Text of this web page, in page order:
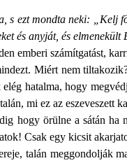
s ezt mondta neki:
és anyját, és elmenekült
emberi számítgatást,
Miért nem
hatalma, hogy
mi ez az eszeveszett
hogy örülne a sátán ha
Csak egy kicsit
talán meggondolják